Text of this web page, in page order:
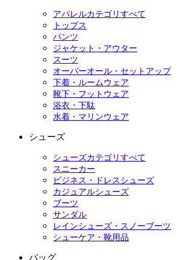
アパレルカテゴリすべて
トップス
パンツ
ジャケット・アウター
スーツ
オーバーオール・セットアップ
下着・ルームウェア
靴下・フットウェア
浴衣・下駄
水着・マリンウェア
シューズ
シューズカテゴリすべて
スニーカー
ビジネス・ドレスシューズ
カジュアルシューズ
ブーツ
サンダル
レインシューズ・スノーブーツ
シューケア・靴用品
バッグ